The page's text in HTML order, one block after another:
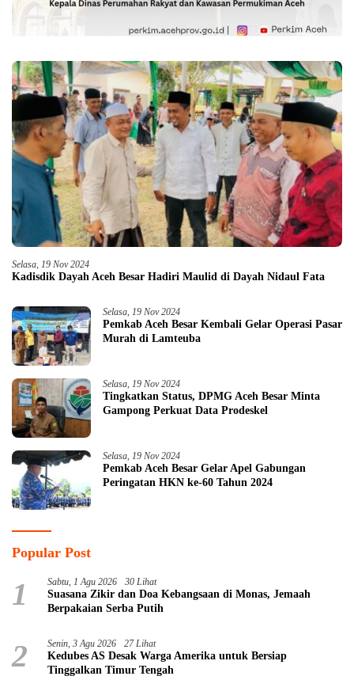
Selasa, 19 Nov 2024
Kadisdik Dayah Aceh Besar Hadiri Maulid di Dayah Nidaul Fata
Selasa, 19 Nov 2024
Pemkab Aceh Besar Kembali Gelar Operasi Pasar
Murah di Lamteuba
Selasa, 19 Nov 2024
Tingkatkan Status, DPMG Aceh Besar Minta
Gampong Perkuat Data Prodeskel
Selasa, 19 Nov 2024
Pemkab Aceh Besar Gelar Apel Gabungan
Peringatan HKN ke-60 Tahun 2024
Popular Post
1 Sabtu, 1 Agu 2026 30 Lihat
Suasana Zikir dan Doa Kebangsaan di Monas, Jemaah
Berpakaian Serba Putih
2 Senin, 3 Agu 2026 27 Lihat
Kedubes AS Desak Warga Amerika untuk Bersiap
Tinggalkan Timur Tengah